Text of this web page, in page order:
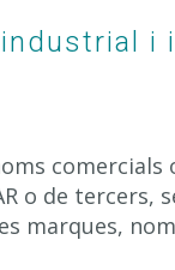
i
o de tercers,
marques,